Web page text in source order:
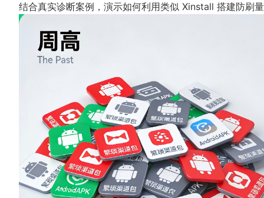
结合真实诊断案例，演示如何利用类似 Xinstall 搭建防刷